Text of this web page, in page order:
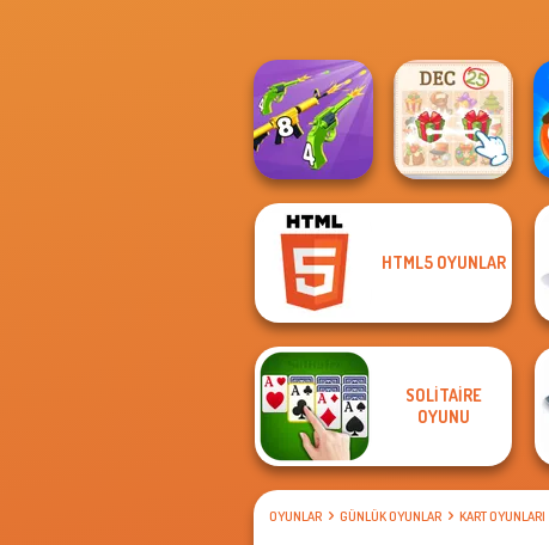
Merge 2048 Gun
Rush
KrisMas Mahjong
HTML5 OYUNLAR
SOLITAIRE
OYUNU
OYUNLAR GÜNLÜK OYUNLAR KART OYUNLARI